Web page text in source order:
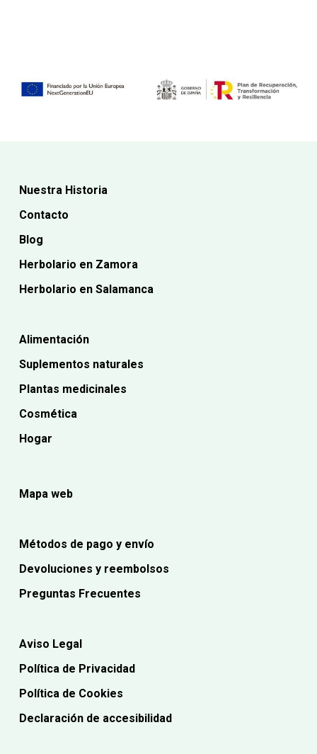
Nuestra Historia
Contacto
Blog
Herbolario en Zamora
Herbolario en Salamanca
Alimentación
Suplementos naturales
Plantas medicinales
Cosmética
Hogar
Mapa web
Métodos de pago y envío
Devoluciones y reembolsos
Preguntas Frecuentes
Aviso Legal
Política de Privacidad
Política de Cookies
Declaración de accesibilidad